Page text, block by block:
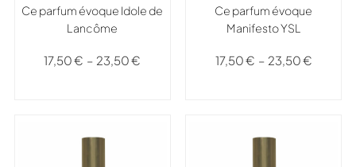
Ce parfum évoque Idole de
Lancôme
17,50€ – 23,50€
Ce parfum évoque
Manifesto YSL
17,50€ – 23,50€